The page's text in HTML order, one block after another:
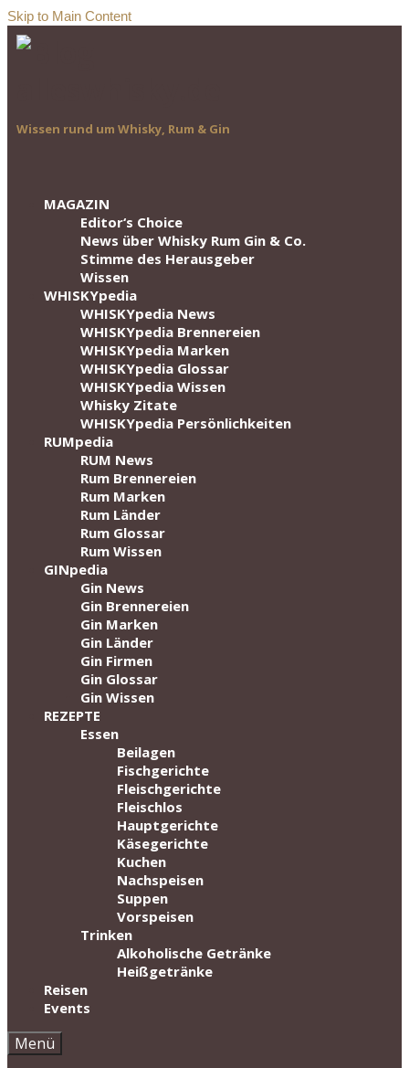
Skip to Main Content
Wissen rund um Whisky, Rum & Gin
MAGAZIN
Editor‘s Choice
News über Whisky Rum Gin & Co.
Stimme des Herausgeber
Wissen
WHISKYpedia
WHISKYpedia News
WHISKYpedia Brennereien
WHISKYpedia Marken
WHISKYpedia Glossar
WHISKYpedia Wissen
Whisky Zitate
WHISKYpedia Persönlichkeiten
RUMpedia
RUM News
Rum Brennereien
Rum Marken
Rum Länder
Rum Glossar
Rum Wissen
GINpedia
Gin News
Gin Brennereien
Gin Marken
Gin Länder
Gin Firmen
Gin Glossar
Gin Wissen
REZEPTE
Essen
Beilagen
Fischgerichte
Fleischgerichte
Fleischlos
Hauptgerichte
Käsegerichte
Kuchen
Nachspeisen
Suppen
Vorspeisen
Trinken
Alkoholische Getränke
Heißgetränke
Reisen
Events
Menü